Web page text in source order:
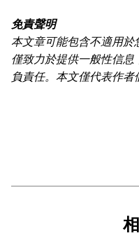
免責聲明
本文章可能包含不適用
僅致力於提供一般性信
負責任。本文僅代表作者
本文無意提供以下任何
(包括穩定幣) 涉及高風
價值。您應根據自己的
產是否適合您。有關您
計信息，如果有) 僅供一
數據和圖表時已採取了